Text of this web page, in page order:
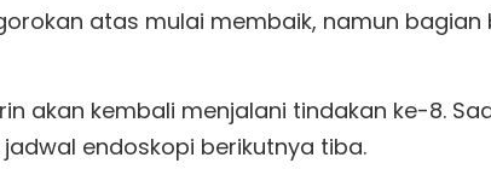
atas mulai membaik, namun
akan kembali menjalani tindakan ke-8.
endoskopi berikutnya tiba.